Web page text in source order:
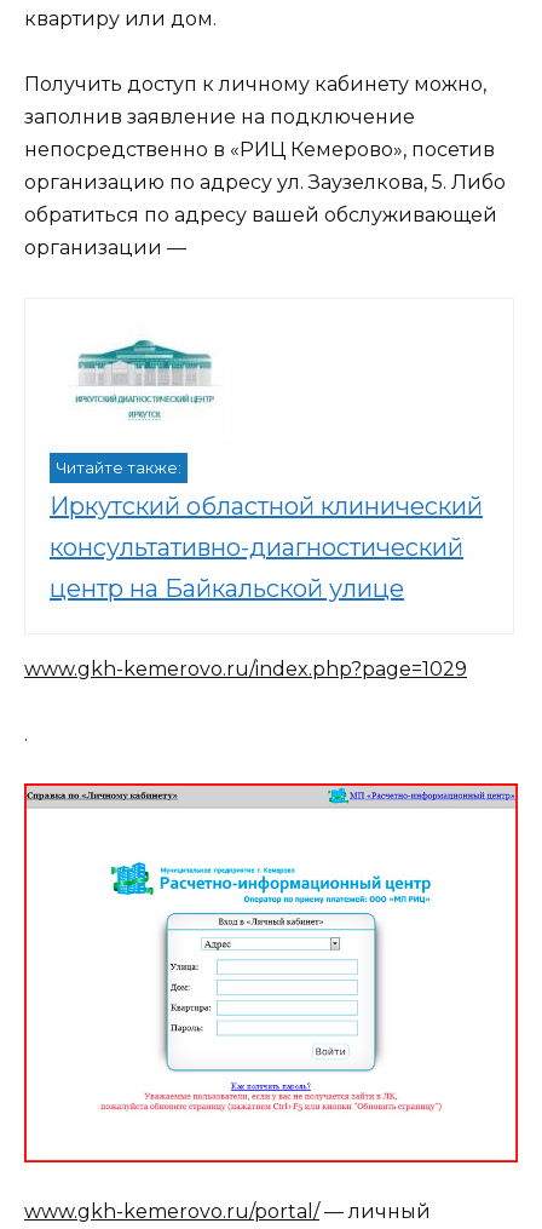
квартиру или дом.
Получить доступ к личному кабинету можно,
заполнив заявление на подключение
непосредственно в «РИЦ Кемерово», посетив
организацию по адресу ул. Заузелкова, 5. Либо
обратиться по адресу вашей обслуживающей
организации —
Читайте также:
Иркутский областной клинический
консультативно-диагностический
центр на Байкальской улице
www.gkh-kemerovo.ru/index.php?page=1029
.
www.gkh-kemerovo.ru/portal/— личный